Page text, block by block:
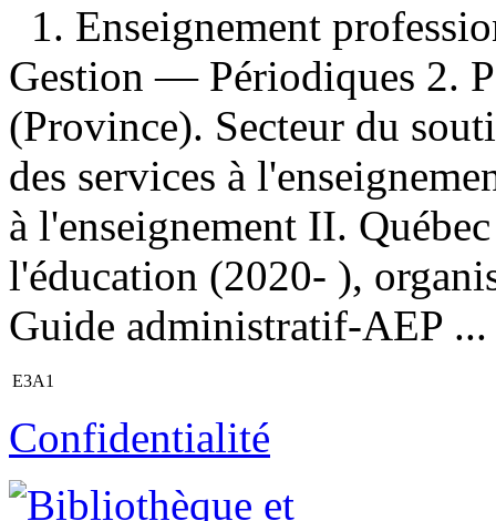
1. Enseignement
Gestion — Périodiques 2.
(Province). Secteur du
des services à
à l'enseignement II.
l'éducation (2020- ),
Guide administratif-AEP ...
E3A1
Confidentialité